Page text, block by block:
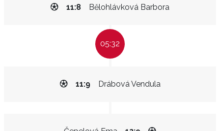
Bělohlávková Barbora
11:8
05:32
Drábová Vendula
11:9